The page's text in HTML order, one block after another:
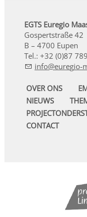
EGTS Euregio
Gospertstraße 42
B – 4700 Eupen
Tel.: +32 (0)87
nf
r g -
OVER ONS
NIEUWS
CONTACT